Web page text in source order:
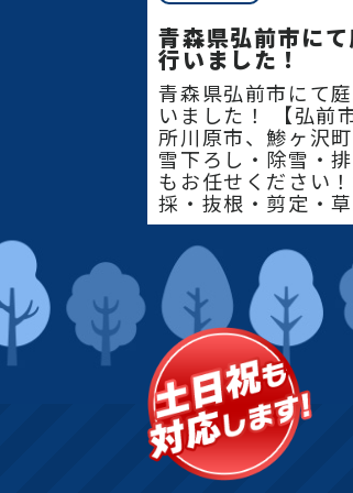
青森県弘前市に
行いました！
青森県弘前市にて
いました！ 【弘前
所川原市、鯵ヶ沢
雪下ろし・除雪・
もお任せください
採・抜根・剪定・
庭のこと、造園・